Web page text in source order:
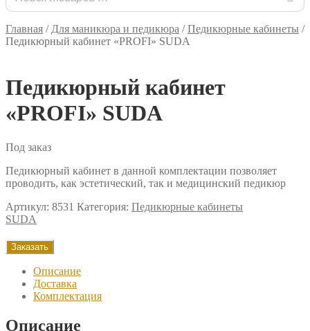
Главная / Для маникюра и педикюра /Педикюрные кабинеты /
Педикюрный кабинет «PROFI» SUDA
Педикюрный кабинет
«PROFI» SUDA
Под заказ
Педикюрный кабинет в данной комплектации позволяет
проводить, как эстетический, так и медицинский педикюр
Артикул: 8531 Категория: Педикюрные кабинеты
SUDA
Заказать
Описание
Доставка
Комплектация
Описание